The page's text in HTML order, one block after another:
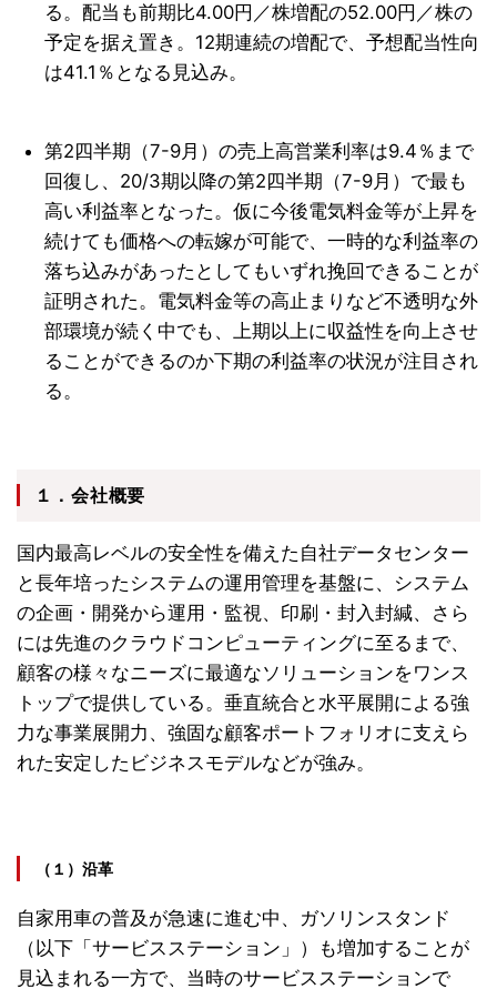
る。配当も前期比4.00円／株増配の52.00円／株の
予定を据え置き。12期連続の増配で、予想配当性向
は41.1％となる見込み。
第2四半期（7-9月）の売上高営業利率は9.4％まで
回復し、20/3期以降の第2四半期（7-9月）で最も
高い利益率となった。仮に今後電気料金等が上昇を
続けても価格への転嫁が可能で、一時的な利益率の
落ち込みがあったとしてもいずれ挽回できることが
証明された。電気料金等の高止まりなど不透明な外
部環境が続く中でも、上期以上に収益性を向上させ
ることができるのか下期の利益率の状況が注目され
る。
１．会社概要
国内最高レベルの安全性を備えた自社データセンター
と長年培ったシステムの運用管理を基盤に、システム
の企画・開発から運用・監視、印刷・封入封緘、さら
には先進のクラウドコンピューティングに至るまで、
顧客の様々なニーズに最適なソリューションをワンス
トップで提供している。垂直統合と水平展開による強
力な事業展開力、強固な顧客ポートフォリオに支えら
れた安定したビジネスモデルなどが強み。
（１）沿革
自家用車の普及が急速に進む中、ガソリンスタンド
（以下「サービスステーション」）も増加することが
見込まれる一方で、当時のサービスステーションで